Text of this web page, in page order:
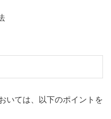
いては、以下のポイントを